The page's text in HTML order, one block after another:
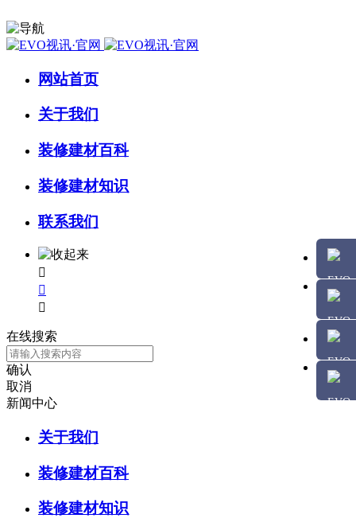
网站首页
关于我们
装修建材百科
装修建材知识
联系我们



在线搜索
确认
取消
新闻中心
关于我们
装修建材百科
装修建材知识